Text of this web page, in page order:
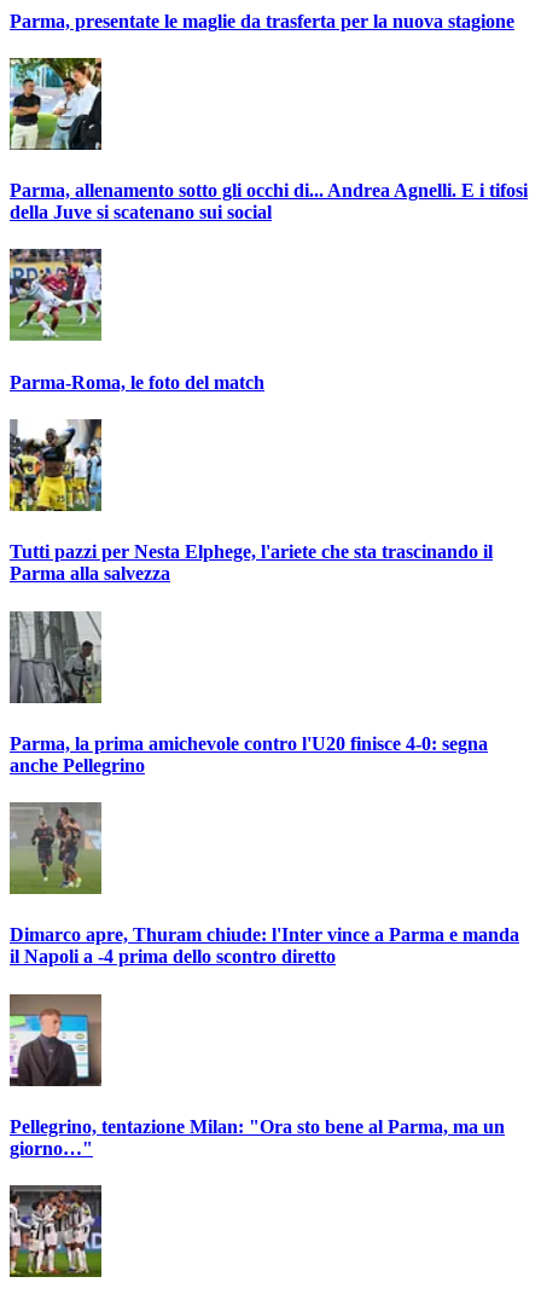
Parma, presentate le maglie da trasferta per la nuova stagione
Parma, allenamento sotto gli occhi di... Andrea Agnelli. E i tifosi
della Juve si scatenano sui social
Parma-Roma, le foto del match
Tutti pazzi per Nesta Elphege, l'ariete che sta trascinando il
Parma alla salvezza
Parma, la prima amichevole contro l'U20 finisce 4-0: segna
anche Pellegrino
Dimarco apre, Thuram chiude: l'Inter vince a Parma e manda
il Napoli a -4 prima dello scontro diretto
Pellegrino, tentazione Milan: "Ora sto bene al Parma, ma un
giorno…"